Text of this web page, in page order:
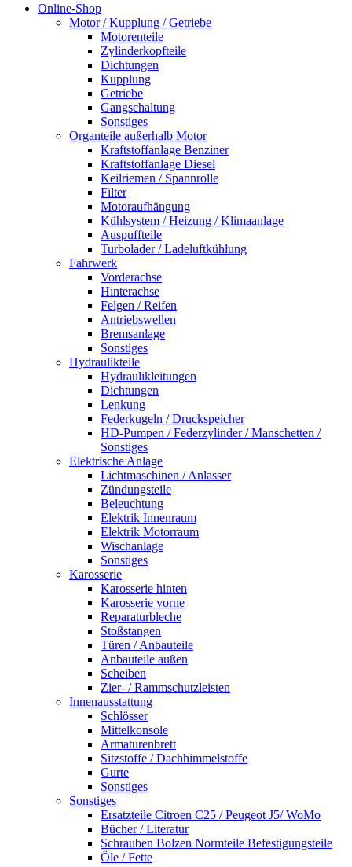
Online-Shop
Motor / Kupplung / Getriebe
Motorenteile
Zylinderkopfteile
Dichtungen
Kupplung
Getriebe
Gangschaltung
Sonstiges
Organteile außerhalb Motor
Kraftstoffanlage Benziner
Kraftstoffanlage Diesel
Keilriemen / Spannrolle
Filter
Motoraufhängung
Kühlsystem / Heizung / Klimaanlage
Auspuffteile
Turbolader / Ladeluftkühlung
Fahrwerk
Vorderachse
Hinterachse
Felgen / Reifen
Antriebswellen
Bremsanlage
Sonstiges
Hydraulikteile
Hydraulikleitungen
Dichtungen
Lenkung
Federkugeln / Druckspeicher
HD-Pumpen / Federzylinder / Manschetten /
Sonstiges
Elektrische Anlage
Lichtmaschinen / Anlasser
Zündungsteile
Beleuchtung
Elektrik Innenraum
Elektrik Motorraum
Wischanlage
Sonstiges
Karosserie
Karosserie hinten
Karosserie vorne
Reparaturbleche
Stoßstangen
Türen / Anbauteile
Anbauteile außen
Scheiben
Zier- / Rammschutzleisten
Innenausstattung
Schlösser
Mittelkonsole
Armaturenbrett
Sitzstoffe / Dachhimmelstoffe
Gurte
Sonstiges
Sonstiges
Ersatzteile Citroen C25 / Peugeot J5/ WoMo
Bücher / Literatur
Schrauben Bolzen Normteile Befestigungsteile
Öle / Fette